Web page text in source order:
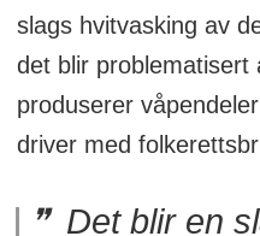
slags hvitvasking av
det blir problematisert
produserer
driver med
Det blir en